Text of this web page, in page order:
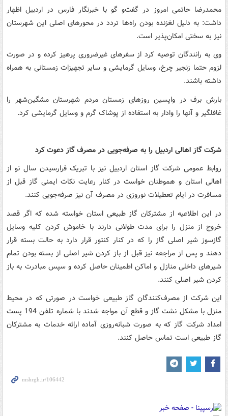
محمدرضا حاتمی امروز در گفت‌و گو با خبرنگار فارس در اردبیل اظهار
داشت: به دلیل لغزنده بودن راه‌ها تردد در محورهای اصلی این شهرستان
نیز به سختی امکان‌پذیر است.
وی به رانندگان توصیه کرد از سفرهای غیر‌ضروری پرهیز کرده و در صورت
لزوم حتما زنجیر چرخ، وسایل گرمایشی و سایر تجهیزات زمستانی به همراه
داشته باشند.
بارش برف در واپسین روزهای زمستان مردم شهرستان مشگین‌شهر را
غافلگیر و آنها را وادار به استفاده از پوشاک گرم و وسایل گرمایشی کرد.
شرکت گاز اهالی اردبیل را به صرفه‌جویی در مصرف گاز دعوت کرد
روابط عمومی شرکت گاز استان اردبیل نیز با تبریک فرارسیدن سال نو از
اهالی استان و هموطنان خواست در کنار رعایت نکات ایمنی گاز قبل از
مسافرت در ایام تعطیلات نوروزی در مصرف آن نیز صرفه‌جویی کنند.
در این اطلاعیه از مشترکان گاز طبیعی استان خواسته شده که اگر قصد
خروج از منزل را برای مدت طولانی دارند با خاموش کردن کلیه وسایل
گاز‌سوز شیر اصلی گاز را که در کنار کنتور قرار دارد به حالت بسته قرار
دهند و پس از مراجعه نیز قبل از باز کردن شیر اصلی از بسته بودن تمام
شیرهای داخلی منازل و اماکن اطمینان حاصل کرده و سپس مبادرت به باز
کردن شیر اصلی کنند.
این شرکت از مصرف‌کنندگان گاز طبیعی خواست در صورتی که در محیط
منزل با مشکل نشت گاز و قطع آن مواجه شدند با شماره تلفن 194 پست
امداد شرکت گاز که به صورت شبانه‌روزی آماده ارائه خدمات به مشترکان
گاز طبیعی است تماس حاصل کنند.